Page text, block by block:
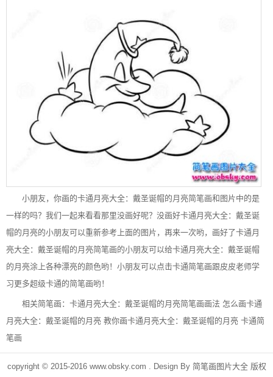
小朋友，你画的卡通月亮大全：戴圣诞帽的月亮简笔画和图片中的是
一样的吗？我们一起来看看那里没画好呢？没画好卡通月亮大全：戴圣诞
帽的月亮的小朋友可以重新参考上面的图片，再来一次哟，画好了卡通月
亮大全：戴圣诞帽的月亮简笔画的小朋友可以给卡通月亮大全：戴圣诞帽
的月亮涂上各种漂亮的颜色哟！小朋友可以点击卡通简笔画跟皮皮老师学
习更多超级卡通的简笔画哟！
相关简笔画： 卡通月亮大全：戴圣诞帽的月亮简笔画画法 怎么画卡通
月亮大全：戴圣诞帽的月亮 教你画卡通月亮大全：戴圣诞帽的月亮 卡通简
笔画
copyright © 2015-2016 www.obsky.com . Design By 简笔画图片大全版权